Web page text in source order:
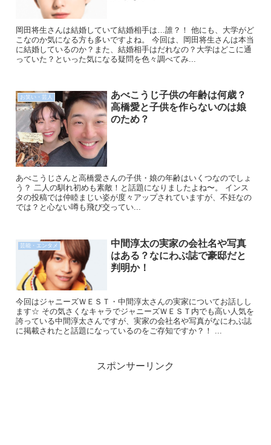
岡田将生さんは結婚していて結婚相手は…誰？！ 他にも、大学がど
こなのか気になる方も多いですよね。 今回は、岡田将生さんは本当
に結婚しているのか？また、結婚相手はだれなの？大学はどこに通
っていた？といった気になる疑問を色々調べてみ...
お笑い・芸人
あべこうじ子供の年齢は何歳？
高橋愛と子供を作らないのは娘
のため？
あべこうじさんと高橋愛さんの子供・娘の年齢はいくつなのでしょ
う？ 二人の馴れ初めも素敵！と話題になりましたよね〜。 インス
タの投稿では仲睦まじい姿が度々アップされていますが、不妊なの
では？と心ない噂も飛び交ってい...
芸能・エンタメ
中間淳太の実家の会社名や写真
はある？なにわぶ誌で豪邸だと
判明か！
今回はジャニーズＷＥＳＴ・中間淳太さんの実家についてお話しし
ます☆ その気さくなキャラでジャニーズＷＥＳＴ内でも高い人気を
誇っている中間淳太さんですが、実家の会社名や写真がなにわぶ誌
に掲載されたと話題になっているのをご存知ですか？！ ...
スポンサーリンク